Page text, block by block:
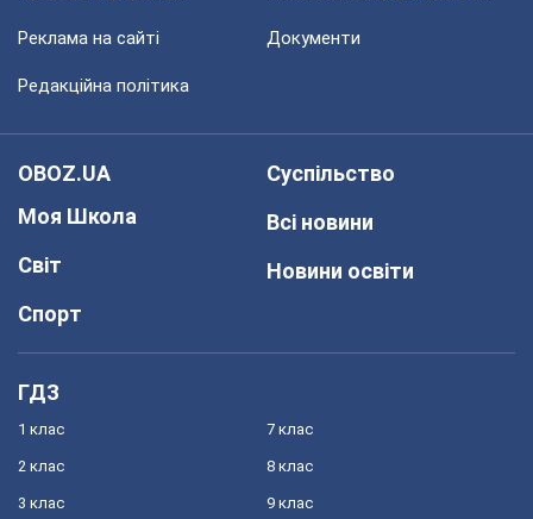
Реклама на сайті Документи
Редакційна політика
OBOZ.UA
Моя Школа
Світ
Спорт
Суспільство
Всі новини
Новини освіти
ГДЗ
1 клас
2 клас
3 клас
7 клас
8 клас
9 клас